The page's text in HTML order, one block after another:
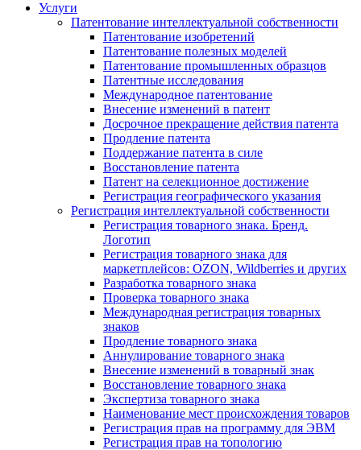
Услуги
Патентование интеллектуальной собственности
Патентование изобретений
Патентование полезных моделей
Патентование промышленных образцов
Патентные исследования
Международное патентование
Внесение изменений в патент
Досрочное прекращение действия патента
Продление патента
Поддержание патента в силе
Восстановление патента
Патент на селекционное достижение
Регистрация географического указания
Регистрация интеллектуальной собственности
Регистрация товарного знака. Бренд.
Логотип
Регистрация товарного знака для
маркетплейсов: OZON, Wildberries и других
Разработка товарного знака
Проверка товарного знака
Международная регистрация товарных
знаков
Продление товарного знака
Аннулирование товарного знака
Внесение изменений в товарный знак
Восстановление товарного знака
Экспертиза товарного знака
Наименование мест происхождения товаров
Регистрация прав на программу для ЭВМ
Регистрация прав на топологию